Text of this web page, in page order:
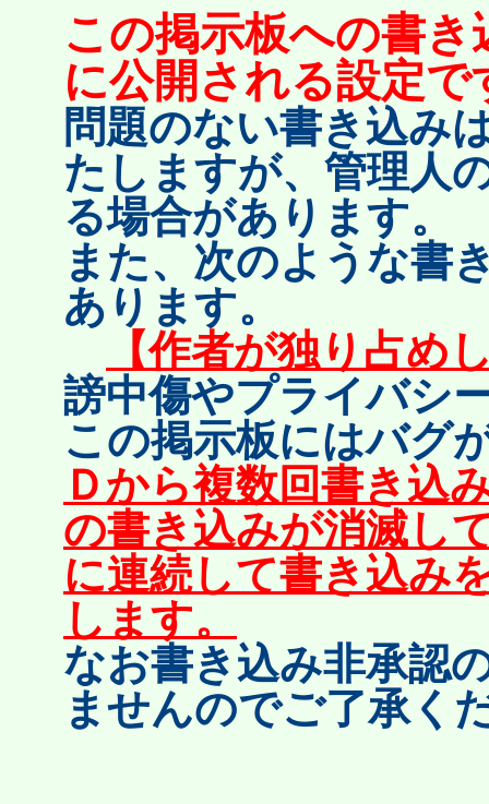
この掲示板への書
に公開される設定で
問題のない書き込み
たしますが、管理人
る場合があります。
また、次のような書
あります。
【作者が独り占め
謗中傷やプライバシ
この掲示板にはバグ
Ｄから複数回書き込
の書き込みが消滅し
に連続して書き込み
します。
なお書き込み非承認
ませんのでご了承く